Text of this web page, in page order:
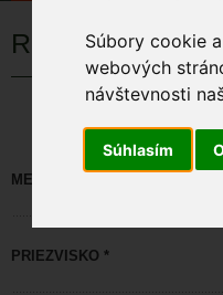
Súbory cookie
webových
návštevnosti
Súhlasím
Registrácia
MENO *
PRIEZVISKO *